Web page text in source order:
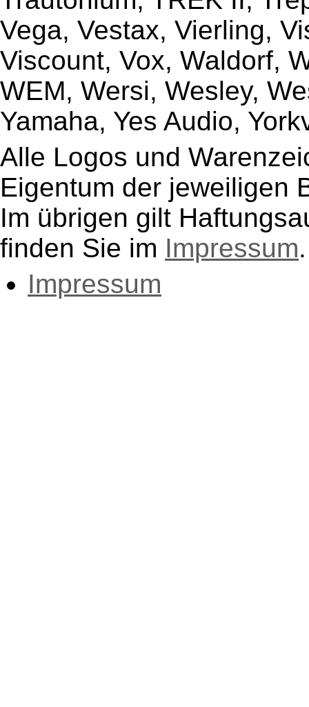
Vega, Vestax, Vierling,
Viscount, Vox, Waldorf,
WEM, Wersi, Wesley,
Yamaha, Yes Audio,
Alle Logos und
Eigentum der jeweiligen
Im übrigen gilt
finden Sie im Impressum.
Impressum